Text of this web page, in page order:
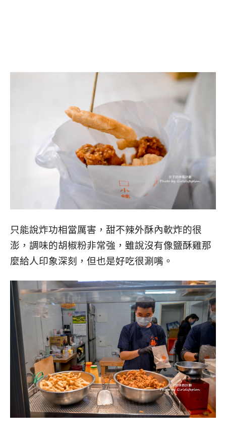
只能說炸功相當厲害，甜不辣外酥內軟炸的很
澎，調味的胡椒粉非常強，雖說沒有像鹽酥雞那
麼給人印象深刻，但也是好吃很涮嘴。